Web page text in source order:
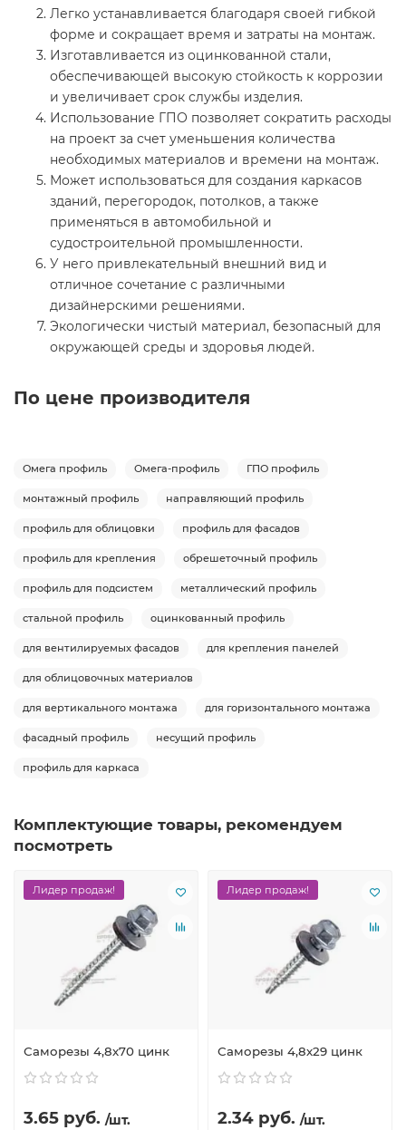
Легко устанавливается благодаря своей гибкой
форме и сокращает время и затраты на монтаж.
Изготавливается из оцинкованной стали,
обеспечивающей высокую стойкость к коррозии
и увеличивает срок службы изделия.
Использование ГПО позволяет сократить расходы
на проект за счет уменьшения количества
необходимых материалов и времени на монтаж.
Может использоваться для создания каркасов
зданий, перегородок, потолков, а также
применяться в автомобильной и
судостроительной промышленности.
У него привлекательный внешний вид и
отличное сочетание с различными
дизайнерскими решениями.
Экологически чистый материал, безопасный для
окружающей среды и здоровья людей.
По цене производителя
Омега профиль Омега-профиль ГПО профиль
монтажный профиль направляющий профиль
профиль для облицовки профиль для фасадов
профиль для крепления обрешеточный профиль
профиль для подсистем металлический профиль
стальной профиль оцинкованный профиль
для вентилируемых фасадов для крепления панелей
для облицовочных материалов
для вертикального монтажа для горизонтального монтажа
фасадный профиль несущий профиль
профиль для каркаса
Комплектующие товары, рекомендуем
посмотреть
Лидер продаж!
Саморезы 4,8х70 цинк
3.65 руб. /шт.
Лидер продаж!
Саморезы 4,8х29 цинк
2.34 руб. /шт.